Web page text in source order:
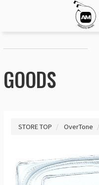
GOODS
STORE TOP OverTone